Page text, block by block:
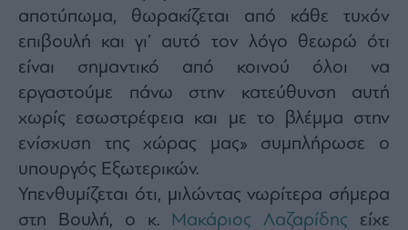
By
submitting
email,
you
agree
to
our
Terms
Privacy
You
can
out
αποτύπωμα, θωρακίζεται από κάθε τυχόν
επιβουλή και γι’ αυτό τον λόγο θεωρώ ότι
είναι σημαντικό από κοινού όλοι να
εργαστούμε πάνω στην κατεύθυνση αυτή
χωρίς εσωστρέφεια και με το βλέμμα στην
ενίσχυση της χώρας μας» συμπλήρωσε ο
υπουργός Εξωτερικών.
Υπενθυμίζεται ότι, μιλώντας νωρίτερα σήμερα
στη Βουλή, ο κ. Μακάριος Λαζαρίδης είχε